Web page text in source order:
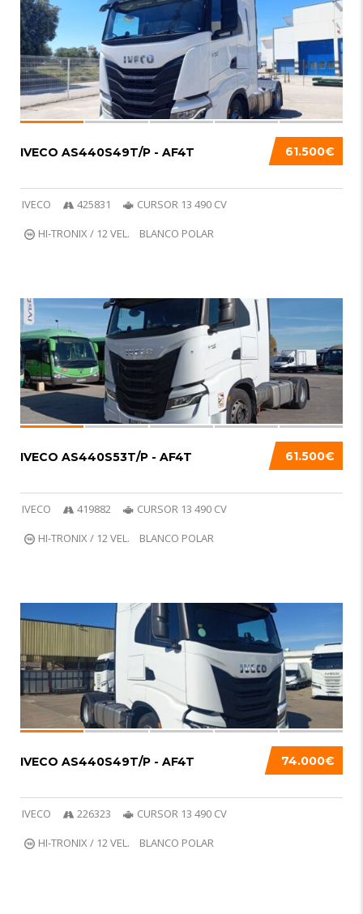
VENDIDO
6
61.500€
IVECO AS440S49T/P - AF4T
IVECO 425831
CURSOR 13 490 CV
HI-TRONIX / 12 VEL.
BLANCO POLAR
VENDIDO
61.500€
IVECO AS440S53T/P - AF4T
IVECO 419882
CURSOR 13 490 CV
HI-TRONIX / 12 VEL.
BLANCO POLAR
6
74.000€
IVECO AS440S49T/P - AF4T
IVECO 226323
CURSOR 13 490 CV
HI-TRONIX / 12 VEL.
BLANCO POLAR